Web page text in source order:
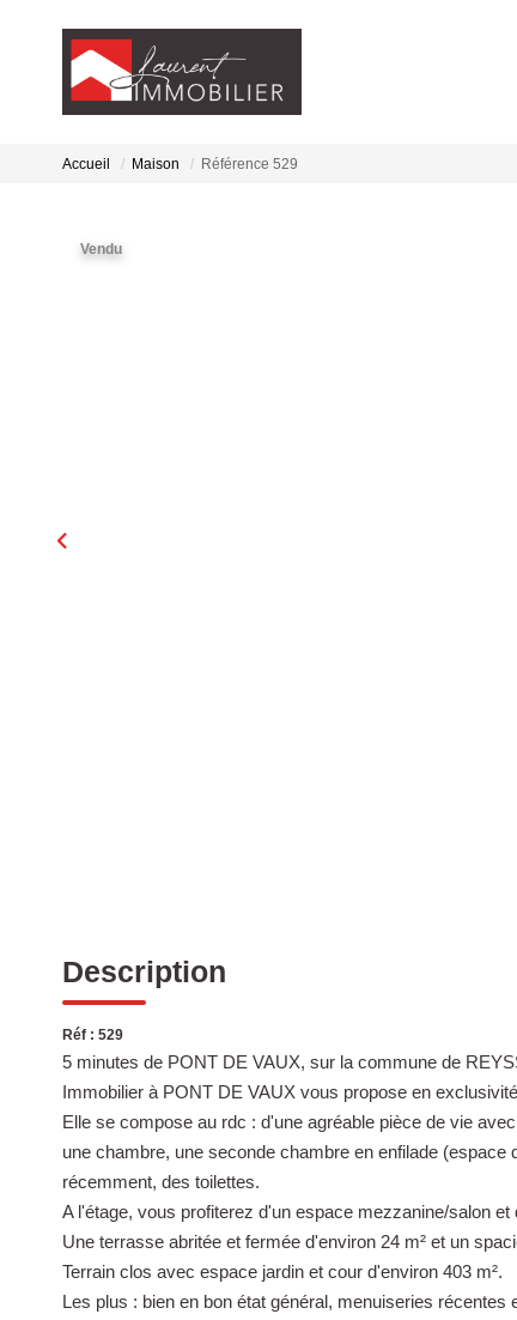
Accueil Maison Référence 529
Vendu
Description
Réf : 529
5 minutes de PONT DE VAUX, sur la commune de
Immobilier à PONT DE VAUX vous propose en
Elle se compose au rdc : d'une agréable pièce de vie
une chambre, une seconde chambre en enfilade
récemment, des toilettes.
A l'étage, vous profiterez d'un espace mezzanine/salon
Une terrasse abritée et fermée d'environ 24 m² et un
Terrain clos avec espace jardin et cour d'environ 403 m².
Les plus : bien en bon état général, menuiseries